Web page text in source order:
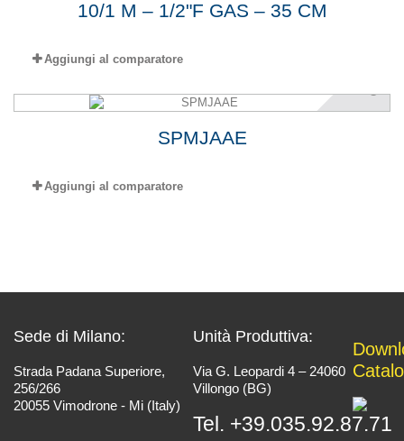
10/1 M – 1/2"F GAS – 35 CM
Aggiungi al comparatore
SPMJAAE
Aggiungi al comparatore
Sede di Milano:
Strada Padana Superiore,
256/266
20055 Vimodrone - Mi (Italy)
Unità Produttiva:
Via G. Leopardi 4 – 24060
Villongo (BG)
Tel. +39.035.92.87.71
Catalo